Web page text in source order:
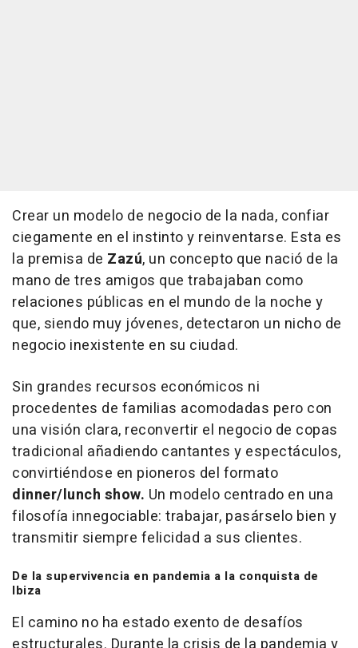
Crear un modelo de negocio de la nada, confiar
ciegamente en el instinto y reinventarse. Esta es
la premisa de Zazú, un concepto que nació de la
mano de tres amigos que trabajaban como
relaciones públicas en el mundo de la noche y
que, siendo muy jóvenes, detectaron un nicho de
negocio inexistente en su ciudad.
Sin grandes recursos económicos ni
procedentes de familias acomodadas pero con
una visión clara, reconvertir el negocio de copas
tradicional añadiendo cantantes y espectáculos,
convirtiéndose en pioneros del formato
dinner/lunch show. Un modelo centrado en una
filosofía innegociable: trabajar, pasárselo bien y
transmitir siempre felicidad a sus clientes.
De la supervivencia en pandemia a la conquista de
Ibiza
El camino no ha estado exento de desafíos